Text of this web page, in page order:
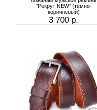
"Рекрут NEW" (тёмно-
коричневый)
3 700 р.